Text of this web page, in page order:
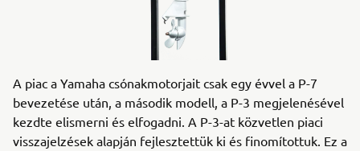
A piac a Yamaha csónakmotorjait csak egy évvel a P-7
bevezetése után, a második modell, a P-3 megjelenésével
kezdte elismerni és elfogadni. A P-3-at közvetlen piaci
visszajelzések alapján fejlesztettük ki és finomítottuk. Ez a